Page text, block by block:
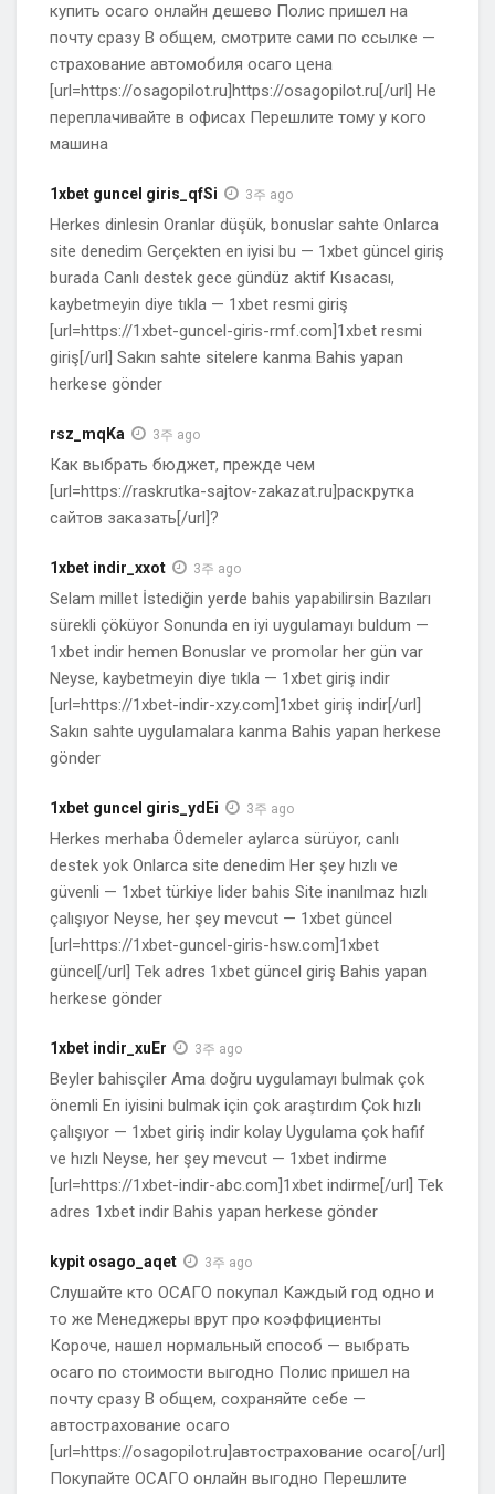
купить осаго онлайн дешево Полис пришел на
почту сразу В общем, смотрите сами по ссылке —
страхование автомобиля осаго цена
[url=https://osagopilot.ru]https://osagopilot.ru[/url] Не
переплачивайте в офисах Перешлите тому у кого
машина
1xbet guncel giris_qfSi 3주 ago
Herkes dinlesin Oranlar düşük, bonuslar sahte Onlarca
site denedim Gerçekten en iyisi bu — 1xbet güncel giriş
burada Canlı destek gece gündüz aktif Kısacası,
kaybetmeyin diye tıkla — 1xbet resmi giriş
[url=https://1xbet-guncel-giris-rmf.com]1xbet resmi
giriş[/url] Sakın sahte sitelere kanma Bahis yapan
herkese gönder
rsz_mqKa 3주 ago
Как выбрать бюджет, прежде чем
[url=https://raskrutka-sajtov-zakazat.ru]раскрутка
сайтов заказать[/url]?
1xbet indir_xxot 3주 ago
Selam millet İstediğin yerde bahis yapabilirsin Bazıları
sürekli çöküyor Sonunda en iyi uygulamayı buldum —
1xbet indir hemen Bonuslar ve promolar her gün var
Neyse, kaybetmeyin diye tıkla — 1xbet giriş indir
[url=https://1xbet-indir-xzy.com]1xbet giriş indir[/url]
Sakın sahte uygulamalara kanma Bahis yapan herkese
gönder
1xbet guncel giris_ydEi 3주 ago
Herkes merhaba Ödemeler aylarca sürüyor, canlı
destek yok Onlarca site denedim Her şey hızlı ve
güvenli — 1xbet türkiye lider bahis Site inanılmaz hızlı
çalışıyor Neyse, her şey mevcut — 1xbet güncel
[url=https://1xbet-guncel-giris-hsw.com]1xbet
güncel[/url] Tek adres 1xbet güncel giriş Bahis yapan
herkese gönder
1xbet indir_xuEr 3주 ago
Beyler bahisçiler Ama doğru uygulamayı bulmak çok
önemli En iyisini bulmak için çok araştırdım Çok hızlı
çalışıyor — 1xbet giriş indir kolay Uygulama çok hafif
ve hızlı Neyse, her şey mevcut — 1xbet indirme
[url=https://1xbet-indir-abc.com]1xbet indirme[/url] Tek
adres 1xbet indir Bahis yapan herkese gönder
kypit osago_aqet 3주 ago
Слушайте кто ОСАГО покупал Каждый год одно и
то же Менеджеры врут про коэффициенты
Короче, нашел нормальный способ — выбрать
осаго по стоимости выгодно Полис пришел на
почту сразу В общем, сохраняйте себе —
автострахование осаго
[url=https://osagopilot.ru]автострахование осаго[/url]
Покупайте ОСАГО онлайн выгодно Перешлите